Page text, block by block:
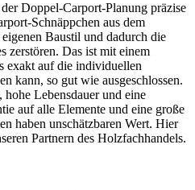
Doppel-Carport-Planung präzise
Schnäppchen aus dem
Baustil und dadurch die
zerstören. Das ist mit einem
exakt auf die individuellen
kann, so gut wie ausgeschlossen.
Lebensdauer und eine
auf alle Elemente und eine große
haben unschätzbaren Wert. Hier
Partnern des Holzfachhandels.